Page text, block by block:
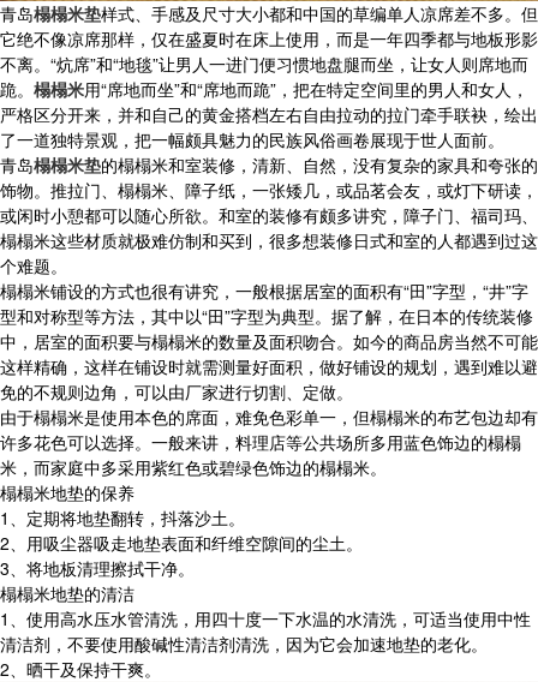
青岛榻榻米垫样式、手感及尺寸大小都和中国的草编单人凉席差不多。但
它绝不像凉席那样，仅在盛夏时在床上使用，而是一年四季都与地板形影
不离。“炕席”和“地毯”让男人一进门便习惯地盘腿而坐，让女人则席地而
跪。 榻榻米用“席地而坐”和“席地而跪”，把在特定空间里的男人和女人，
严格区分开来，并和自己的黄金搭档左右自由拉动的拉门牵手联袂，绘出
了一道独特景观，把一幅颇具魅力的民族风俗画卷展现于世人面前。
青岛榻榻米垫的榻榻米和室装修，清新、自然，没有复杂的家具和夸张的
饰物。推拉门、榻榻米、障子纸，一张矮几，或品茗会友，或灯下研读，
或闲时小憩都可以随心所欲。和室的装修有颇多讲究，障子门、福司玛、
榻榻米这些材质就极难仿制和买到，很多想装修日式和室的人都遇到过这
个难题。
榻榻米铺设的方式也很有讲究，一般根据居室的面积有“田”字型，“井”字
型和对称型等方法，其中以“田”字型为典型。据了解，在日本的传统装修
中，居室的面积要与榻榻米的数量及面积吻合。如今的商品房当然不可能
这样精确，这样在铺设时就需测量好面积，做好铺设的规划，遇到难以避
免的不规则边角，可以由厂家进行切割、定做。
由于榻榻米是使用本色的席面，难免色彩单一，但榻榻米的布艺包边却有
许多花色可以选择。一般来讲，料理店等公共场所多用蓝色饰边的榻榻
米，而家庭中多采用紫红色或碧绿色饰边的榻榻米。
榻榻米地垫的保养
1、定期将地垫翻转，抖落沙土。
2、用吸尘器吸走地垫表面和纤维空隙间的尘土。
3、将地板清理擦拭干净。
榻榻米地垫的清洁
1、使用高水压水管清洗，用四十度一下水温的水清洗，可适当使用中性
清洁剂，不要使用酸碱性清洁剂清洗，因为它会加速地垫的老化。
2、晒干及保持干爽。